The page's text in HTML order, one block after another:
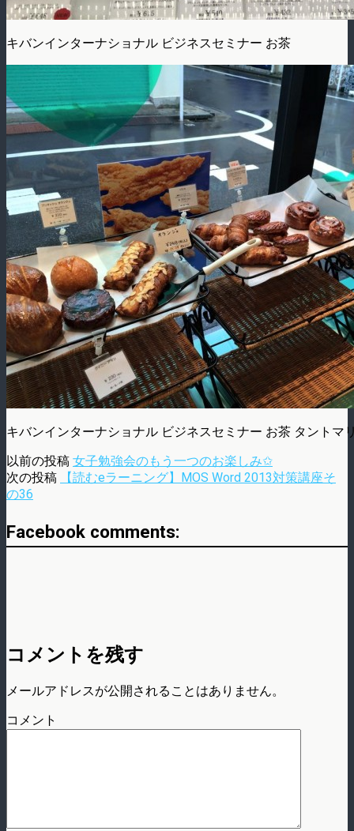
キバンインターナショナル ビジネスセミナー お茶
キバンインターナショナル ビジネスセミナー お茶 タントマ
以前の投稿 女子勉強会のもう一つのお楽しみ✩
次の投稿
【読むeラーニング】MOS Word 2013対策講座そ
の36
Facebook comments:
コメントを残す
メールアドレスが公開されることはありません。
コメント